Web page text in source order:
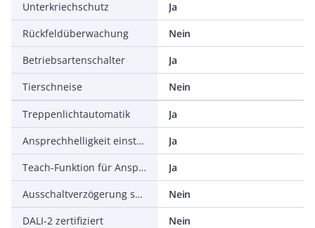
Unterkriechschutz
Ja
Rückfeldüberwachung
Nein
Betriebsartenschalter
Ja
Tierschneise
Nein
Treppenlichtautomatik
Ja
Ansprechhelligkeit einstellbar
Ja
Teach-Funktion für Ansprechhelligkeit
Ja
Ausschaltverzögerung selbstlernend
Nein
DALI-2 zertifiziert
Nein